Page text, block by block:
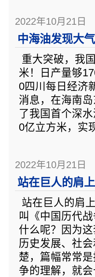
2022年10月21日
中海油发现大
重大突破，我
米！日产量够
0四川每日经济
消息，在海南
了我国首个深
0亿立方米，实
2022年10月21日
站在巨人的肩
站在巨人的肩
叫《中国历代
什么呢？因为
历史发展、社
楚，篇幅常常
争的理解，就